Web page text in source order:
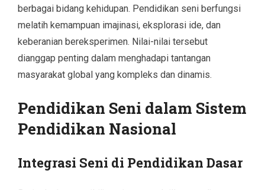
berbagai bidang kehidupan. Pendidikan seni berfungsi
melatih kemampuan imajinasi, eksplorasi ide, dan
keberanian bereksperimen. Nilai-nilai tersebut
dianggap penting dalam menghadapi tantangan
masyarakat global yang kompleks dan dinamis.
Pendidikan Seni dalam Sistem
Pendidikan Nasional
Integrasi Seni di Pendidikan Dasar